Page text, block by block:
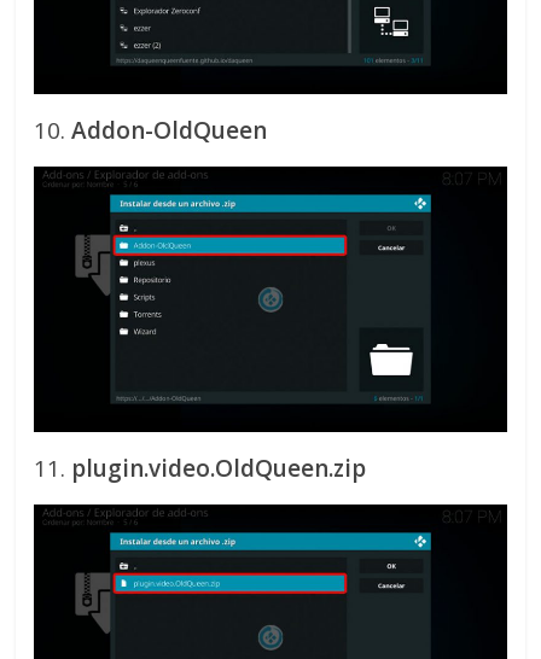
10.Addon-OldQueen
11. plugin.video.OldQueen.zip